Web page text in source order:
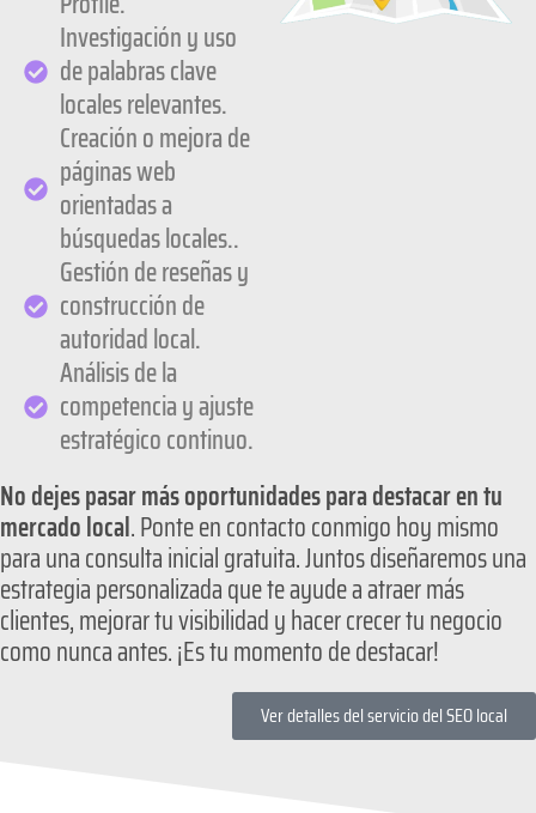
Investigación y uso
de palabras clave
locales relevantes.
Creación o mejora de
páginas web
orientadas a
búsquedas locales..
Gestión de reseñas y
construcción de
autoridad local.
Análisis de la
competencia y ajuste
estratégico continuo.
No dejes pasar más oportunidades para destacar en tu
mercado local. Ponte en contacto conmigo hoy mismo
para una consulta inicial gratuita. Juntos diseñaremos una
estrategia personalizada que te ayude a atraer más
clientes, mejorar tu visibilidad y hacer crecer tu negocio
como nunca antes. ¡Es tu momento de destacar!
Ver detalles del servicio del SEO local